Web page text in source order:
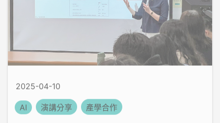
AI 演講分享 產學合作
LnData 前進政大廣告週：揭秘
AI 時代數據行銷的致勝關鍵，尋